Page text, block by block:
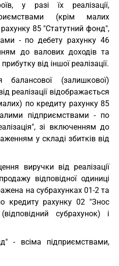
у разі їх реалізації,
(крім малих
85 "Статутний фонд",
- по дебету рахунку 46
до валових доходів та
від іншої реалізації.
балансової (залишкової)
реалізації відображається
по кредиту рахунку 85
підприємствами - по
зі включенням до
у складі збитків від
виручки від реалізації
відповідної одиниці
на субрахунках 01-2 та
кредиту рахунку 02 "Знос
субрахунок) і
- всіма підприємствами,